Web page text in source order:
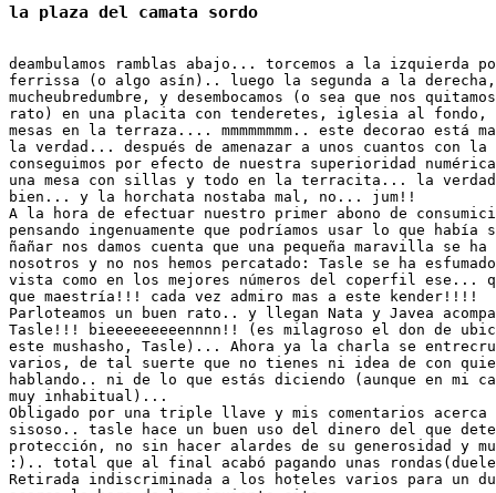
deambulamos ramblas abajo... torcemos a la izquierda
ferrissa (o algo asín).. luego la segunda a la
mucheubredumbre, y desembocamos (o sea que nos
rato) en una placita con tenderetes, iglesia al
mesas en la terraza.... mmmmmmmm.. este decorao está
la verdad... después de amenazar a unos cuantos con
conseguimos por efecto de nuestra superioridad
una mesa con sillas y todo en la terracita... la
bien... y la horchata nostaba mal, no... jum!!
A la hora de efectuar nuestro primer abono de
pensando ingenuamente que podríamos usar lo que había
ñañar nos damos cuenta que una pequeña maravilla se
nosotros y no nos hemos percatado: Tasle se ha
vista como en los mejores números del coperfil
que maestría!!! cada vez admiro mas a este kender!!!!
Parloteamos un buen rato.. y llegan Nata y Javea
Tasle!!! bieeeeeeeeennnn!! (es milagroso el don de
este mushasho, Tasle)... Ahora ya la charla se
varios, de tal suerte que no tienes ni idea de con
hablando.. ni de lo que estás diciendo (aunque en mi
muy inhabitual)...
Obligado por una triple llave y mis comentarios
sisoso.. tasle hace un buen uso del dinero del que
protección, no sin hacer alardes de su generosidad y
:).. total que al final acabó pagando unas
Retirada indiscriminada a los hoteles varios para un